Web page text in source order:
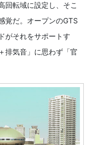
回転域に設定し、そこ
覚だ。オープンのGTS
がそれをサポートす
排気音」に思わず「官